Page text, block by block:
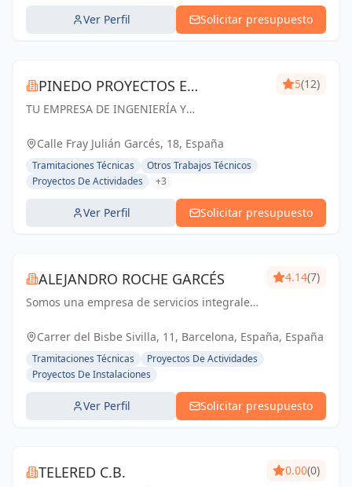
Ver Perfil Solicitar presupuesto
PINEDO PROYECTOS E
INGENIERÍA
TU EMPRESA DE INGENIERÍA Y
en Proyectos de Ingeniería y Arquitectura,
Licencias de apertura y Gestión de Obras
5(12)
Calle Fray Julián Garcés, 18, España
Tramitaciones Técnicas
Otros Trabajos Técnicos
Proyectos De Actividades
+3
Ver Perfil Solicitar presupuesto
ALEJANDRO ROCHE GARCÉS
Somos una empresa de servicios integrales
necesidades técnicas de nuestr@s clientes
conocimie...
4.14(7)
Carrer del Bisbe Sivilla, 11, Barcelona, España, España
Tramitaciones Técnicas
Proyectos De Actividades
Proyectos De Instalaciones
Ver Perfil Solicitar presupuesto
TELERED C.B. 0.00(0)